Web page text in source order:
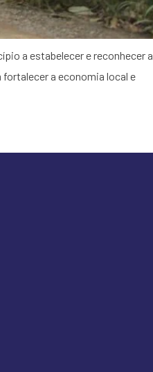
a estabelecer e reconhecer a
a economia local e